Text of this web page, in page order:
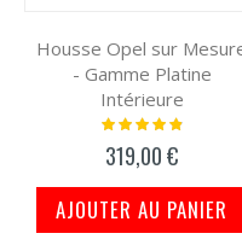
Housse Opel sur
- Gamme Platine
Intérieure
Notation:
319,00 €
AJOUTER AU PANIER